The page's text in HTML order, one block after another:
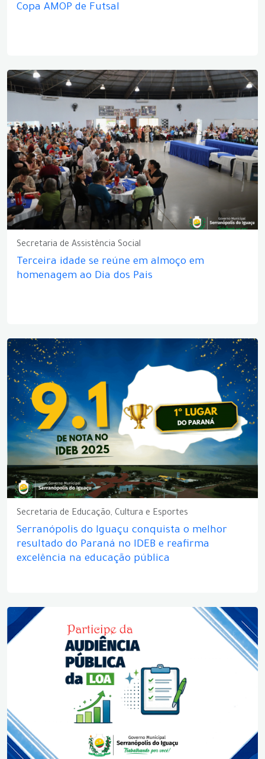
Copa AMOP de Futsal
Secretaria de Assistência Social
Terceira idade se reúne em almoço em
homenagem ao Dia dos Pais
Secretaria de Educação, Cultura e Esportes
Serranópolis do Iguaçu conquista o melhor
resultado do Paraná no IDEB e reafirma
excelência na educação pública